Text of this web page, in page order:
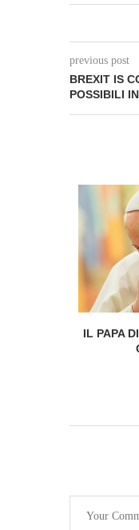
previous post
BREXIT IS
POSSIBILI
IL PAPA